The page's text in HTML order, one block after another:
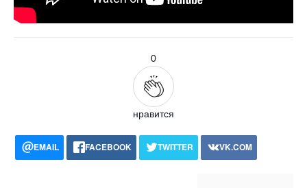
0
нравится
EMAIL FACEBOOK TWITTER
VK.COM